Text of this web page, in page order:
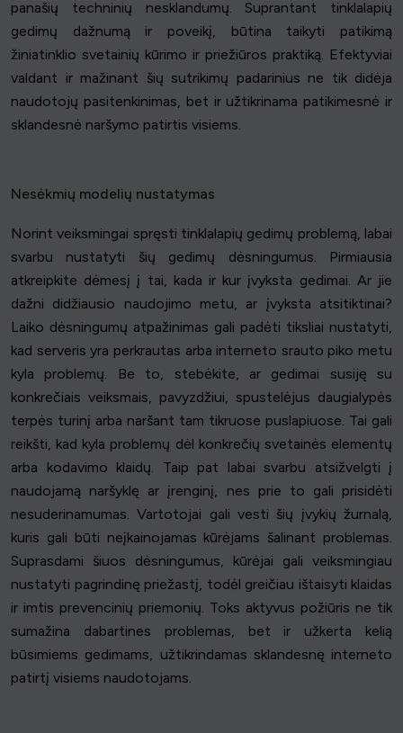
panašių techninių nesklandumų. Suprantant tinklalapių
gedimų dažnumą ir poveikį, būtina taikyti patikimą
žiniatinklio svetainių kūrimo ir priežiūros praktiką. Efektyviai
valdant ir mažinant šių sutrikimų padarinius ne tik didėja
naudotojų pasitenkinimas, bet ir užtikrinama patikimesnė ir
sklandesnė naršymo patirtis visiems.
Nesėkmių modelių nustatymas
Norint veiksmingai spręsti tinklalapių gedimų problemą, labai
svarbu nustatyti šių gedimų dėsningumus. Pirmiausia
atkreipkite dėmesį į tai, kada ir kur įvyksta gedimai. Ar jie
dažni didžiausio naudojimo metu, ar įvyksta atsitiktinai?
Laiko dėsningumų atpažinimas gali padėti tiksliai nustatyti,
kad serveris yra perkrautas arba interneto srauto piko metu
kyla problemų. Be to, stebėkite, ar gedimai susiję su
konkrečiais veiksmais, pavyzdžiui, spustelėjus daugialypės
terpės turinį arba naršant tam tikruose puslapiuose. Tai gali
reikšti, kad kyla problemų dėl konkrečių svetainės elementų
arba kodavimo klaidų. Taip pat labai svarbu atsižvelgti į
naudojamą naršyklę ar įrenginį, nes prie to gali prisidėti
nesuderinamumas. Vartotojai gali vesti šių įvykių žurnalą,
kuris gali būti neįkainojamas kūrėjams šalinant problemas.
Suprasdami šiuos dėsningumus, kūrėjai gali veiksmingiau
nustatyti pagrindinę priežastį, todėl greičiau ištaisyti klaidas
ir imtis prevencinių priemonių. Toks aktyvus požiūris ne tik
sumažina dabartines problemas, bet ir užkerta kelią
būsimiems gedimams, užtikrindamas sklandesnę interneto
patirtį visiems naudotojams.